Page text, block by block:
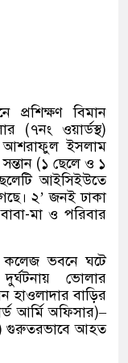
বিমান
(৭নং ওয়ার্ডস্থ)
আশরাফুল ইসলাম
(১ ছেলে ও ১
আইসিইউতে
২’ জনই ঢাকা
মা ও পরিবার
কলেজ ভবনে ঘটে
দুর্ঘটনায় ভোলার
বাড়ির
আর্মি অফিসার)–
গুরুতরভাবে আহত